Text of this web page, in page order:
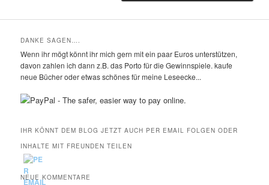
DANKE SAGEN….
Wenn ihr mögt könnt ihr mich gern mit ein paar Euros unterstützen,
davon zahlen ich dann z.B. das Porto für die Gewinnspiele. kaufe
neue Bücher oder etwas schönes für meine Leseecke...
IHR KÖNNT DEM BLOG JETZT AUCH PER EMAIL FOLGEN ODER
INHALTE MIT FREUNDEN TEILEN
NEUE KOMMENTARE